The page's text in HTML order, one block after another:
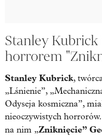
Stanley Kubrick
horrorem
Stanley Kubrick,
„Lśnienie”,
Odyseja kosmiczna”,
nieoczywistych
na nim „Zniknięcie”